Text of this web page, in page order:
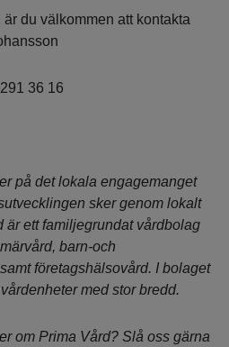
du välkommen att kontakta
36 16
på det lokala engagemanget
sker genom lokalt
är ett familjegrundat vårdbolag
barn-och
företagshälsovård. I bolaget
med stor bredd.
om Prima Vård? Slå oss gärna